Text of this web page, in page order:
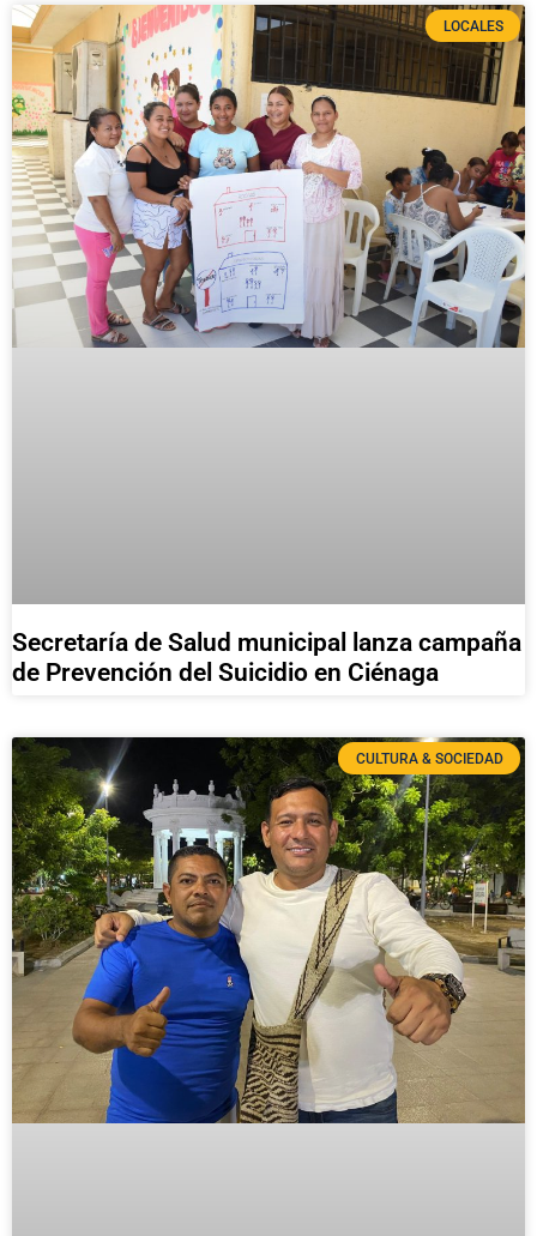
LOCALES
Secretaría de Salud municipal lanza campaña
de Prevención del Suicidio en Ciénaga
CULTURA & SOCIEDAD